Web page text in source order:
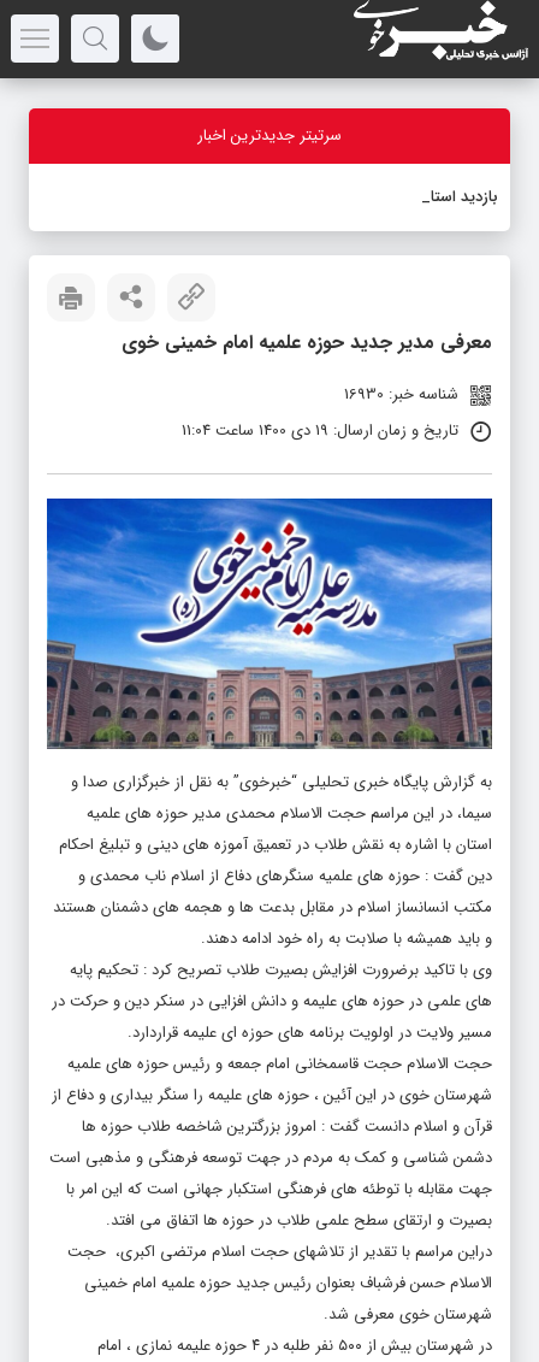
سرتیتر جدیدترین اخبار
بازدید استاندار آ
معرفی مدیر جدید حوزه علمیه امام خمینی خوی
شناسه خبر: 16930
تاریخ و زمان ارسال: 19 دی 1400 ساعت 11:04
به گزارش پایگاه خبری تحلیلی “خبرخوی” به نقل از خبرگزاری صدا و
سیما، در این مراسم حجت الاسلام محمدی مدیر حوزه های علمیه
استان با اشاره به نقش طلاب در تعمیق آموزه های دینی و تبلیغ احکام
دین گفت : حوزه های علمیه سنگرهای دفاع از اسلام ناب محمدی و
مکتب انسانساز اسلام در مقابل بدعت ها و هجمه های دشمنان هستند
و باید همیشه با صلابت به راه خود ادامه دهند.
وی با تاکید برضرورت افزایش بصیرت طلاب تصریح کرد : تحکیم پایه
های علمی در حوزه های علیمه و دانش افزایی در سنکر دین و حرکت در
مسیر ولایت در اولویت برنامه های حوزه ای علیمه قراردارد.
حجت الاسلام حجت قاسمخانی امام جمعه و رئیس حوزه های علمیه
شهرستان خوی در این آئین ، حوزه های علیمه را سنگر بیداری و دفاع از
قرآن و اسلام دانست گفت : امروز بزرگترین شاخصه طلاب حوزه ها
دشمن شناسی و کمک به مردم در جهت توسعه فرهنگی و مذهبی است
جهت مقابله با توطئه های فرهنگی استکبار جهانی است که این امر با
بصیرت و ارتقای سطح علمی طلاب در حوزه ها اتفاق می افتد.
دراین مراسم با تقدیر از تلاشهای حجت اسلام مرتضی اکبری، حجت
الاسلام حسن فرشباف بعنوان رئیس جدید حوزه علمیه امام خمینی
شهرستان خوی معرفی شد.
در شهرستان بیش از ۵۰۰ نفر طلبه در ۴ حوزه علیمه نمازی ، امام